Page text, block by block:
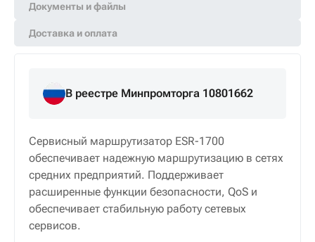
Документы и файлы
Доставка и оплата
В реестре Минпромторга 10801662
Сервисный маршрутизатор ESR-1700
обеспечивает надежную маршрутизацию в сетях
средних предприятий. Поддерживает
расширенные функции безопасности, QoS и
обеспечивает стабильную работу сетевых
сервисов.